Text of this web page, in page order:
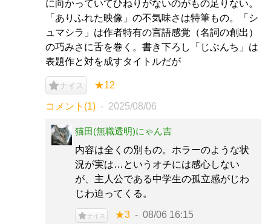
に向かっていてひねりがないのがもの足りない。
「ありふれた映像」の不気味さは特筆もの。「シ
ュマシラ」は作者特有の言語感覚（名詞の創出）
の巧みさに舌を巻く。書き下ろし「じぶんち」は
表題作と対を成すタイトルだが
ナイス ★12
コメント(1) 2025/08/06
猫田(無職透明)にゃん吉
内容は全くの別もの。ホラーのような状
況が実は…というオチには感心しない
が、主人公である中学生の孤立感がじわ
じわ迫ってくる。
ナイス ★3 08/06 16:15